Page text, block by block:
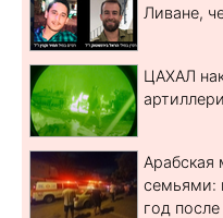
Ливане,
ЦАХАЛ
Арабская
семьями:
год